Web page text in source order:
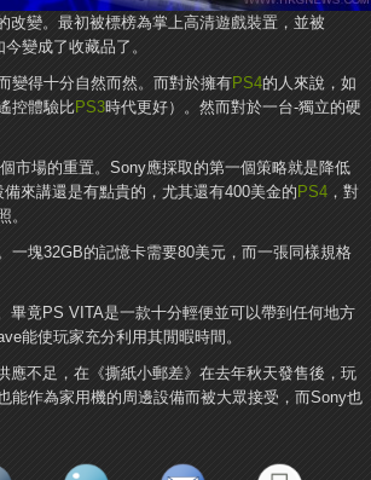
變。最初被標榜為掌上高清遊戲裝置，並被
變成了收藏品了。
變得十分自然而然。而對於擁有PS4的人來說，如
控體驗比PS3時代更好）。然而對於一台-獨立的硬
市場的重置。Sony應採取的第一個策略就是降低
來講還是有點貴的，尤其還有400美金的 PS4 ，對
。
一塊32GB的記憶卡需要80美元，而一張同樣規格
畢竟PS VITA是一款十分輕便並可以帶到任何地方
能使玩家充分利用其閒暇時間。
應不足，在《撕紙小郵差》在去年秋天發售後，玩
能作為家用機的周邊設備而被大眾接受，而Sony也